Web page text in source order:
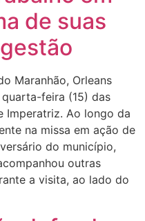
de suas
Maranhão, Orleans
feira (15) das
Imperatriz. Ao longo da
na missa em ação de
do município,
outras
a visita, ao lado do